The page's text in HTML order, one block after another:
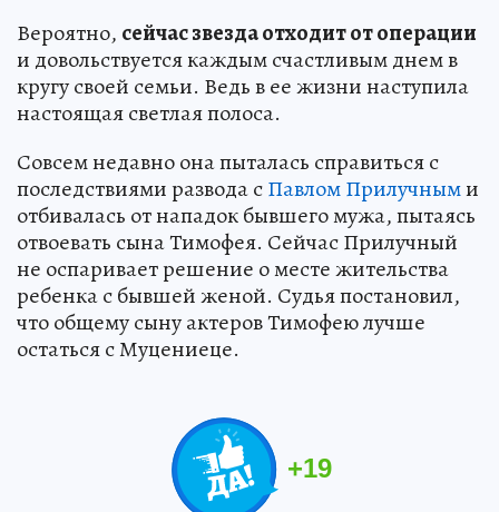
Вероятно, сейчас звезда отходит от операции
и довольствуется каждым счастливым днем в
кругу своей семьи. Ведь в ее жизни наступила
настоящая светлая полоса.
Совсем недавно она пыталась справиться с
последствиями развода сПавлом Прилучными
отбивалась от нападок бывшего мужа, пытаясь
отвоевать сына Тимофея. Сейчас Прилучный
не оспаривает решение о месте жительства
ребенка с бывшей женой. Судья постановил,
что общему сыну актеров Тимофею лучше
остаться с Муцениеце.
+19